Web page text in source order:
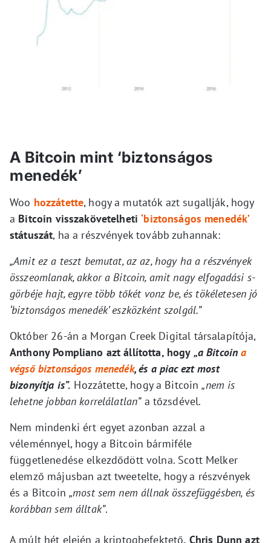
A Bitcoin mint ‘biztonságos
menedék’
Woo hozzátette, hogy a mutatók azt sugallják, hogy
a Bitcoin visszakövetelheti‘biztonságos menedék’
státuszát, ha a részvények tovább zuhannak:
„Amit ez a teszt bemutat, az az, hogy ha a részvények
összeomlanak, akkor a Bitcoin, amit nagy elfogadási s-
görbéje hajt, egyre több tőkét vonz be, és tökéletesen jó
‘biztonságos menedék’ eszközként szolgál.”
Október 26-án a Morgan Creek Digital társalapítója,
Anthony Pompliano azt állította, hogy „a Bitcoina
végső biztonságos menedék, és a piac ezt most
bizonyítja is”. Hozzátette, hogy a Bitcoin„nem is
lehetne jobban korrelálatlan”a tőzsdével.
Nem mindenki ért egyet azonban azzal a
véleménnyel, hogy a Bitcoin bármiféle
függetlenedése elkezdődött volna. Scott Melker
elemző májusban azt tweetelte, hogy a részvények
és a Bitcoin „most sem nem állnak összefüggésben, és
korábban sem álltak”.
A múlt hét elején a kriptogbefektető, Chris Dunn azt